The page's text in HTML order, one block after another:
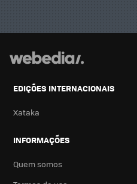
EDIÇÕES INTERNACIONAIS
Xataka
INFORMAÇÕES
Quem somos